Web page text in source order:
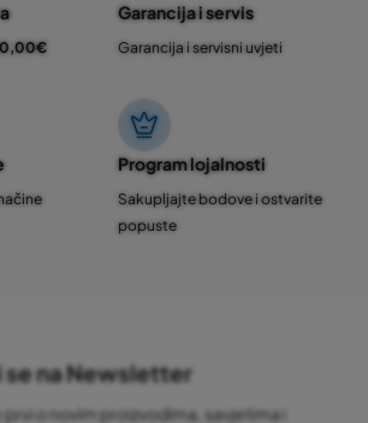
Garancija i servis
Garancija i servisni uvjeti
Program lojalnosti
Sakupljajte bodove i ostvarite
popuste
se na Newsletter
prvi o novim proizvodima, savjetima i